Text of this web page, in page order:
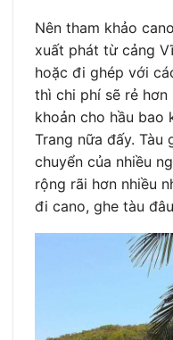
Nên tham khảo
xuất phát từ cảng
hoặc đi ghép với
thì chi phí sẽ rẻ
khoản cho hầu bao
Trang nữa đấy. Tàu
chuyển của nhiều
rộng rãi hơn nhiều
đi cano, ghe tàu